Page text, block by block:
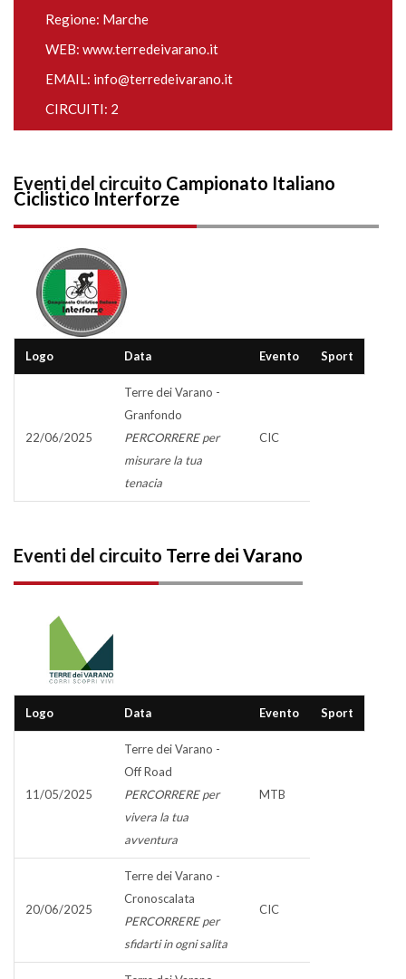
Regione: Marche
WEB: www.terredeivarano.it
EMAIL: info@terredeivarano.it
CIRCUITI: 2
Eventi del circuito Campionato Italiano
Ciclistico Interforze
Logo Data Evento Sport
22/06/2025
Terre dei Varano -
Granfondo
PERCORRERE per
misurare la tua
tenacia
CIC
Eventi del circuito Terre dei Varano
Logo Data Evento Sport
11/05/2025
Terre dei Varano -
Off Road
PERCORRERE per
vivera la tua
avventura
MTB
20/06/2025
Terre dei Varano -
Cronoscalata
PERCORRERE per
sfidarti in ogni salita
CIC